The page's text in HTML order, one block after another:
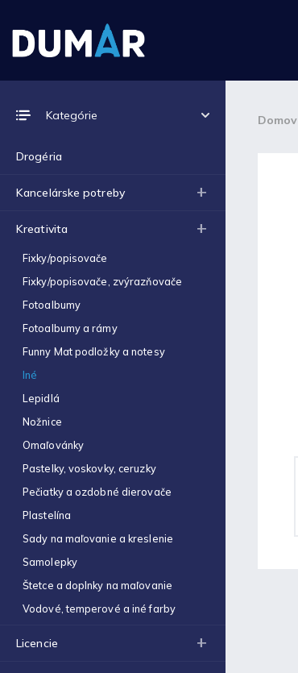
Domov
Kategórie
Drogéria
Kancelárske potreby
Kreativita
Fixky/popisovače
Fixky/popisovače, zvýrazňovače
Fotoalbumy
Fotoalbumy a rámy
Funny Mat podložky a notesy
Iné
Lepidlá
Nožnice
Omaľovánky
Pastelky, voskovky, ceruzky
Pečiatky a ozdobné dierovače
Plastelína
Sady na maľovanie a kreslenie
Samolepky
Štetce a doplnky na maľovanie
Vodové, temperové a iné farby
Licencie
Výkres školský A4 (180g) -
1ks
€0,06
Výkres školský A3 (180g) -
1ks
€0,12
0,7mm modrá
€0,06
Zošit 523
€0,31
Zošit 440
€0,87
Strúhadlo dvojité so
zásobníkom Antilop 5027
€0,86
€0,70